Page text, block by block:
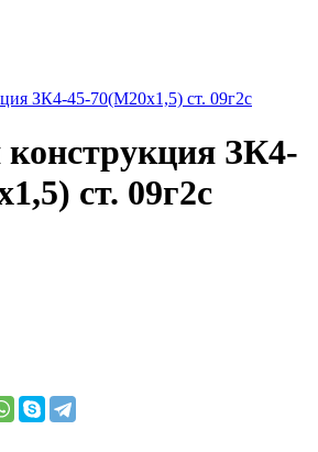
конструкция ЗК4-
ст. 09г2с